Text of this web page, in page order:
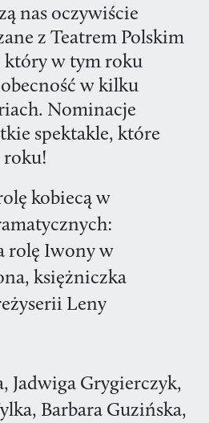
nas oczywiście
z Teatrem Polskim
który w tym roku
w kilku
Nominacje
spektakle, które
roku!
kobiecą w
rolę Iwony w
księżniczka
Leny
Jadwiga Grygierczyk,
Barbara Guzińska,